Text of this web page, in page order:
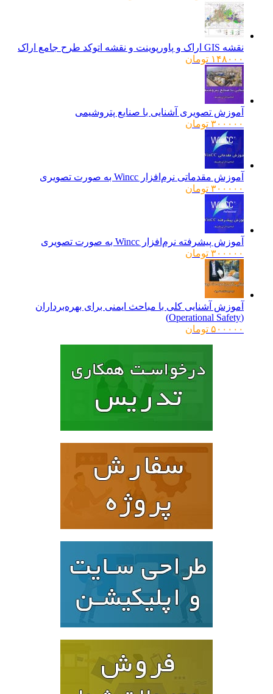
نقشه GIS اراک و پاورپوینت و نقشه اتوکد طرح جامع اراک
۱۴۸۰۰۰ تومان
آموزش تصویری آشنایی با صنایع پتروشیمی
۳۰۰۰۰۰ تومان
آموزش مقدماتی نرم‌افزار Wincc به صورت تصویری
۳۰۰۰۰۰ تومان
آموزش پیشرفته نرم‌افزار Wincc به صورت تصویری
۳۰۰۰۰۰ تومان
آموزش آشنایی کلی با مباحث ایمنی برای بهره‌برداران
۵۰۰۰۰۰ تومان